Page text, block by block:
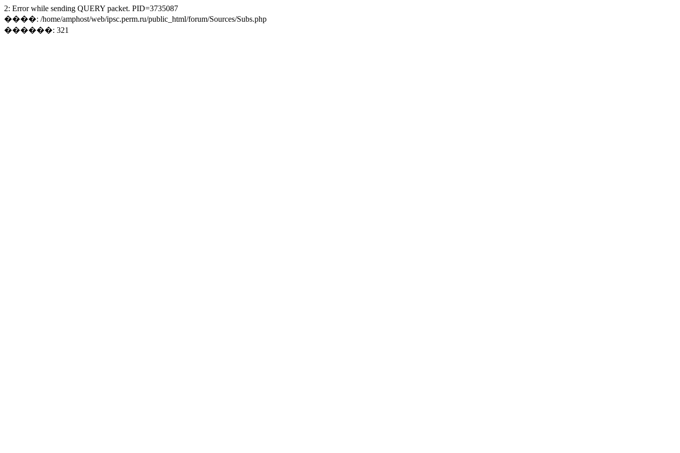
2: Error while sending QUERY packet. PID=3735087
����: /home/amphost/web/ipsc.perm.ru/public_html/forum/Sources/Subs.php
������: 321